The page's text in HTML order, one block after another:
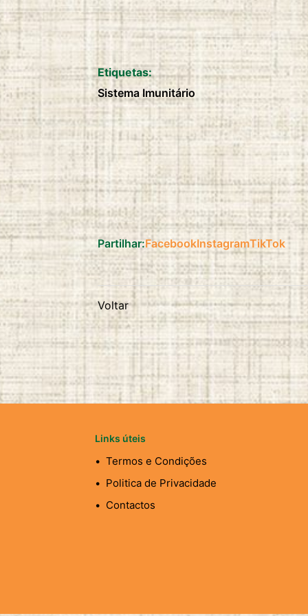
Etiquetas:
Sistema Imunitário
Partilhar:FacebookInstagramTikTok
Voltar
Links úteis
Termos e Condições
Politica de Privacidade
Contactos
duration:
2 anos